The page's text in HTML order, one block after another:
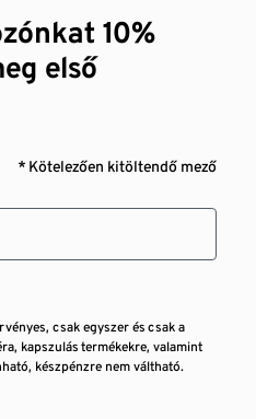
10%
első
* Kötelezően kitöltendő mező
csak egyszer és csak a
kapszulás termékekre, valamint
készpénzre nem váltható.